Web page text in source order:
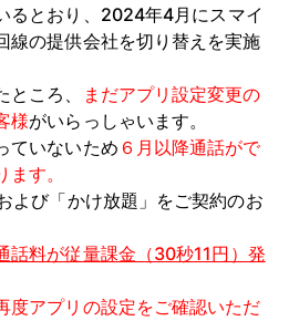
るとおり、2024年4月にスマイ
線の提供会社を切り替えを実施
ころ、
まだアプリ設定変更の
様がいらっしゃいます。
ていないため ６月以降通話がで
す。
よび「かけ放題」をご契約のお
話料が従量課金（30秒11円）発
度アプリの設定をご確認いただ